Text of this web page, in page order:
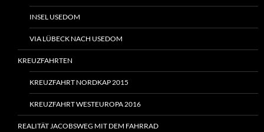
INSEL USEDOM
VIA LÜBECK NACH USEDOM
KREUZFAHRTEN
KREUZFAHRT NORDKAP 2015
KREUZFAHRT WESTEUROPA 2016
REALITÄT JACOBSWEG MIT DEM FAHRRAD